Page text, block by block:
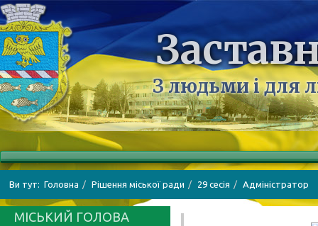
З людьми і для
Ви тут: Головна Рішення міської ради 29 сесія Адміністратор
МІСЬКИЙ ГОЛОВА